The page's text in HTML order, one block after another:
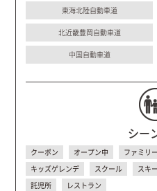
東海北陸自動車道
北近畿豊岡自動車道
中国自動車道
シー
クーポン オープン中 ファミリー
キッズゲレンデ
スクール スキ
託児所
レストラン